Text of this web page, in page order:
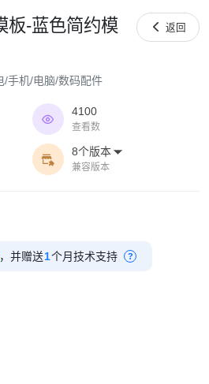
板-蓝色简约模
/手机/电脑/数码配件
 返回

4100
查看数

8个版本 
兼容版本
，并赠送1个月技术支持 ?